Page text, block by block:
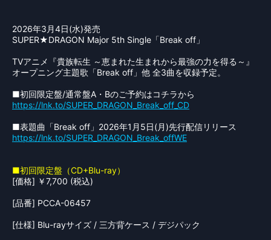
2026年3月4日(水)発売
SUPER★DRAGON Major 5th Single「Break off」
TVアニメ『貴族転生 ～恵まれた生まれから最強の力を得る～』
オープニング主題歌「Break off」他 全3曲を収録予定。
■初回限定盤/通常盤A・Bのご予約はコチラから
https://lnk.to/SUPER_DRAGON_Break_off_CD
■表題曲「Break off」2026年1月5日(月)先行配信リリース
https://lnk.to/SUPER_DRAGON_Break_offWE
■初回限定盤（CD+Blu-ray）
[価格] ￥7,700 (税込)
[品番] PCCA-06457
[仕様] Blu-rayサイズ / 三方背ケース / デジパック